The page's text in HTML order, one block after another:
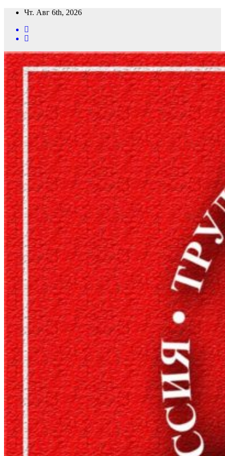
Перейти
содержимому
Чт. Авг 6th, 2026